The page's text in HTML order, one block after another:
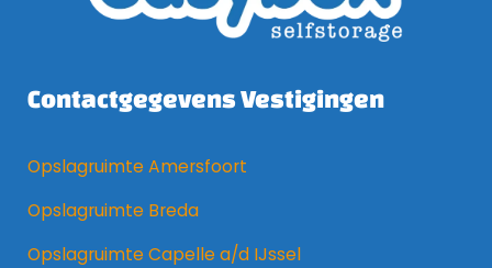
Contactgegevens Vestigingen
Opslagruimte Amersfoort
Opslagruimte Breda
Opslagruimte Capelle a/d IJssel